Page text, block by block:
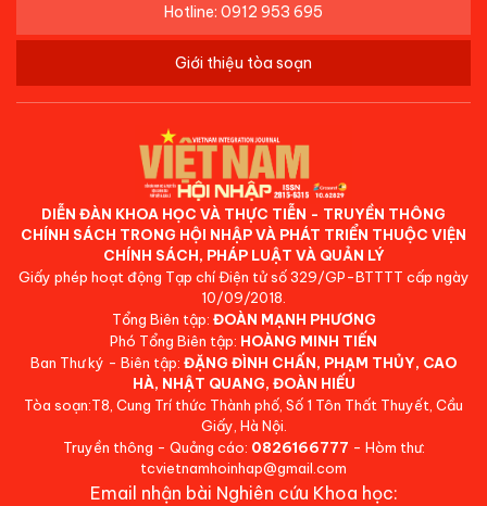
Hotline: 0912 953 695
Giới thiệu tòa soạn
DIỄN ĐÀN KHOA HỌC VÀ THỰC TIỄN - TRUYỀN THÔNG
CHÍNH SÁCH TRONG HỘI NHẬP VÀ PHÁT TRIỂN THUỘC VIỆN
CHÍNH SÁCH, PHÁP LUẬT VÀ QUẢN LÝ
Giấy phép hoạt động Tạp chí Điện tử số 329/GP-BTTTT cấp ngày
10/09/2018.
Tổng Biên tập: ĐOÀN MẠNH PHƯƠNG
Phó Tổng Biên tập: HOÀNG MINH TIẾN
Ban Thư ký - Biên tập: ĐẶNG ĐÌNH CHẤN, PHẠM THỦY, CAO
HÀ, NHẬT QUANG, ĐOÀN HIẾU
Tòa soạn:T8, Cung Trí thức Thành phố, Số 1 Tôn Thất Thuyết, Cầu
Giấy, Hà Nội.
Truyền thông - Quảng cáo: 0826166777 - Hòm thư:
tcvietnamhoinhap@gmail.com
Email nhận bài Nghiên cứu Khoa học: